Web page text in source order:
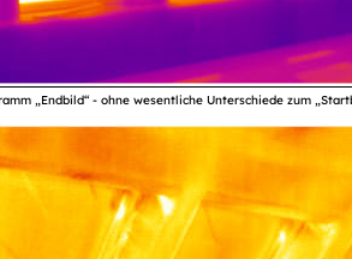
„Endbild“ - ohne wesentliche Unterschiede zum